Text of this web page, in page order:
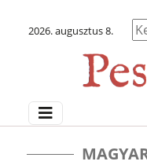
2026. augusztus 8.